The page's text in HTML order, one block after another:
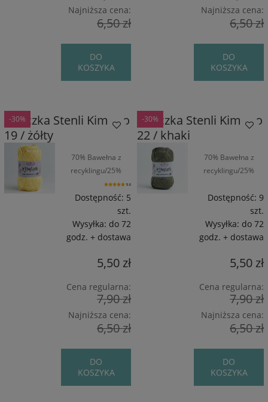
Najniższa cena:
6,50 zł
DO
KOSZYKA
Najniższa cena:
6,50 zł
DO
KOSZYKA
Włóczka Stenli Kimono
19 / żółty
70% Bawełna z
recyklingu/25%
Wiskoza/5%
Poliamid / 160 m /
5.0
Dostępność: 5
szt.
Wysyłka: do 72
godz. + dostawa
5,50 zł
Cena regularna:
7,90 zł
Najniższa cena:
6,50 zł
DO
KOSZYKA
-30%
Włóczka Stenli Kimono
22 / khaki
70% Bawełna z
recyklingu/25%
Poliamid / 160 m /
Dostępność: 9
szt.
Wysyłka: do 72
godz. + dostawa
5,50 zł
Cena regularna:
7,90 zł
Najniższa cena:
6,50 zł
DO
KOSZYKA
-30%